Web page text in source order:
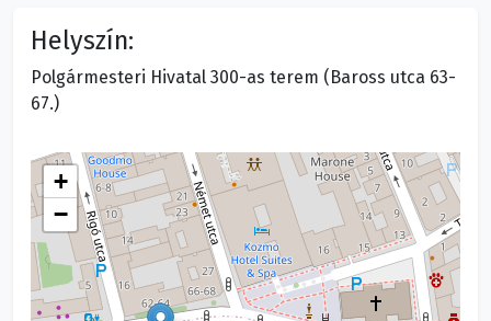
Helyszín:
Polgármesteri Hivatal 300-as terem (Baross utca 63-
67.)
+
−